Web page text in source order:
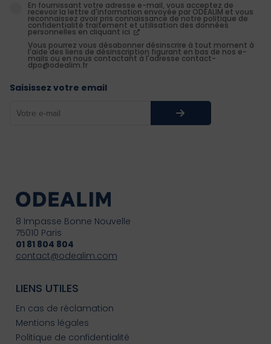
En fournissant votre adresse e-mail, vous acceptez de
recevoir la lettre d'information envoyée par ODEALIM et vous
reconnaissez avoir pris connaissance de notre politique de
confidentialité traitement et utilisation des données
personnelles en cliquant ici
Vous pourrez vous désabonner désinscrire à tout moment à
l'aide des liens de désinscription figurant en bas de nos e-
mails ou en nous contactant à l'adresse contact-
dpo@odealim.fr
Saisissez votre email
8 Impasse Bonne Nouvelle
75010 Paris
01 81 804 804
contact@odealim.com
LIENS UTILES
En cas de réclamation
Mentions légales
Politique de confidentialité